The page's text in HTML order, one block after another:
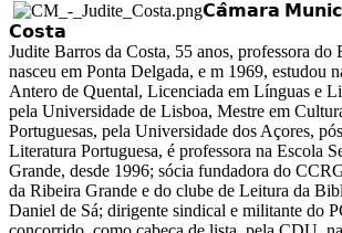
𝗖𝗮̂𝗺𝗮𝗿𝗮
𝗖𝗼𝘀𝘁𝗮
Judite Barros da Costa, 55 anos, professora do
nasceu em Ponta Delgada, e m 1969, estudou
Antero de Quental, Licenciada em Línguas e
pela Universidade de Lisboa, Mestre em
Portuguesas, pela Universidade dos Açores,
Literatura Portuguesa, é professora na Escola
Grande, desde 1996; sócia fundadora do
da Ribeira Grande e do clube de Leitura da
Daniel de Sá; dirigente sindical e militante do